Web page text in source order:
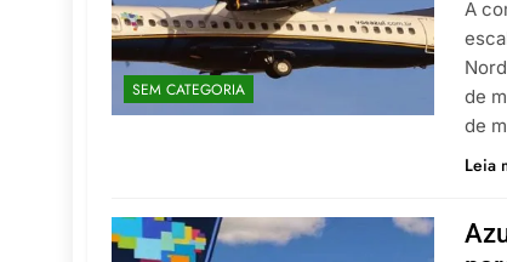
SEM CATEGORIA
A
de
de
Leia